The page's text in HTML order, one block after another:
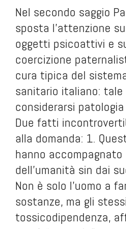
Nel secondo saggio
sposta l’attenzione
oggetti psicoattivi e
coercizione
cura tipica del
sanitario italiano: tale
considerarsi
Due fatti
alla domanda: 1.
hanno
dell’umanità sin dai
Non è solo l’uomo a
sostanze, ma gli
tossicodipendenza,